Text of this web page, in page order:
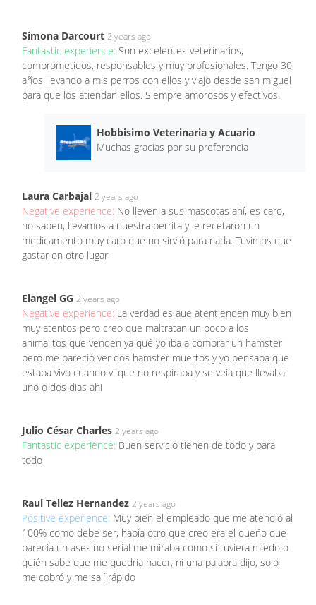
Simona Darcourt 2 years ago
Fantastic experience: Son excelentes veterinarios,
comprometidos, responsables y muy profesionales. Tengo 30
años llevando a mis perros con ellos y viajo desde san miguel
para que los atiendan ellos. Siempre amorosos y efectivos.
Hobbisimo Veterinaria y Acuario
Muchas gracias por su preferencia
Laura Carbajal 2 years ago
Negative experience: No lleven a sus mascotas ahí, es caro,
no saben, llevamos a nuestra perrita y le recetaron un
medicamento muy caro que no sirvió para nada. Tuvimos que
gastar en otro lugar
Elangel GG 2 years ago
Negative experience: La verdad es aue atentienden muy bien
muy atentos pero creo que maltratan un poco a los
animalitos que venden ya qué yo iba a comprar un hamster
pero me pareció ver dos hamster muertos y yo pensaba que
estaba vivo cuando vi que no respiraba y se veia que llevaba
uno o dos dias ahi
Julio César Charles 2 years ago
Fantastic experience: Buen servicio tienen de todo y para
todo
Raul Tellez Hernandez 2 years ago
Positive experience: Muy bien el empleado que me atendió al
100% como debe ser, había otro que creo era el dueño que
parecía un asesino serial me miraba como si tuviera miedo o
quién sabe que me quedria hacer, ni una palabra dijo, solo
me cobró y me salí rápido